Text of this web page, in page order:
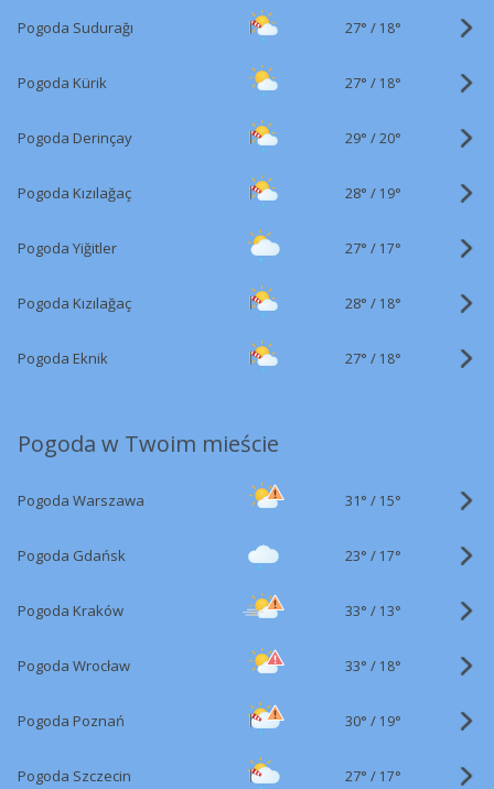
Pogoda Sudurağı 27° / 18°
Pogoda Kürik 27° / 18°
Pogoda Derinçay 29° /20°
Pogoda Kızılağaç 28° / 19°
Pogoda Yiğitler 27° / 17°
Pogoda Kızılağaç 28° / 18°
Pogoda Eknik 27° / 18°
Pogoda w Twoim mieście
Pogoda Warszawa 31° / 15°
Pogoda Gdańsk 23° / 17°
Pogoda Kraków 33° / 13°
Pogoda Wrocław 33° / 18°
Pogoda Poznań 30° / 19°
Pogoda Szczecin 27° / 17°